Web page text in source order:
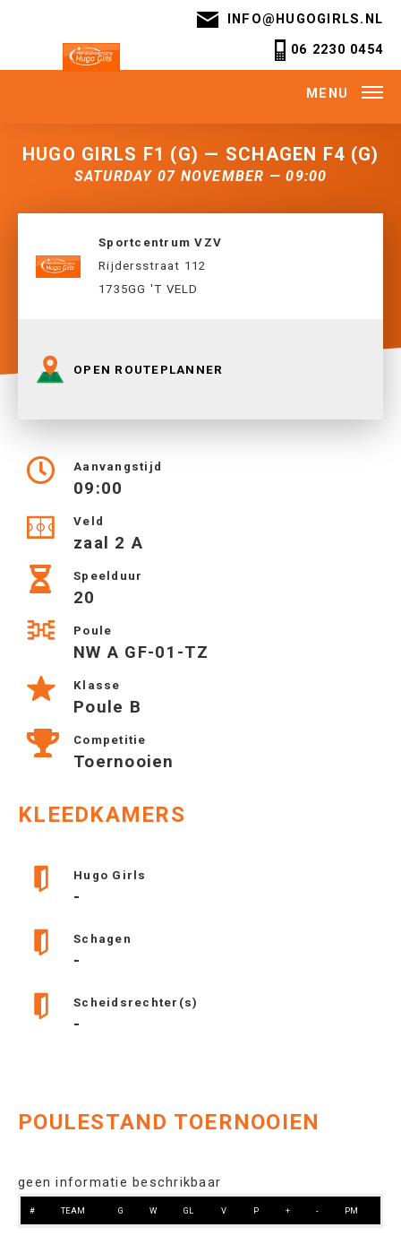
INFO@HUGOGIRLS.NL
06 2230 0454
MENU
HUGO GIRLS F1 (G) — SCHAGEN F4 (G)
SATURDAY 07 NOVEMBER — 09:00
Sportcentrum VZV
Rijdersstraat 112
1735GG 'T VELD
OPEN ROUTEPLANNER
Aanvangstijd
09:00
Veld
zaal 2 A
Speelduur
20
Poule
NW A GF-01-TZ
Klasse
Poule B
Competitie
Toernooien
KLEEDKAMERS
Hugo Girls
-
Schagen
-
Scheidsrechter(s)
-
POULESTAND TOERNOOIEN
geen informatie beschrikbaar
# TEAM G W GL V P + - PM